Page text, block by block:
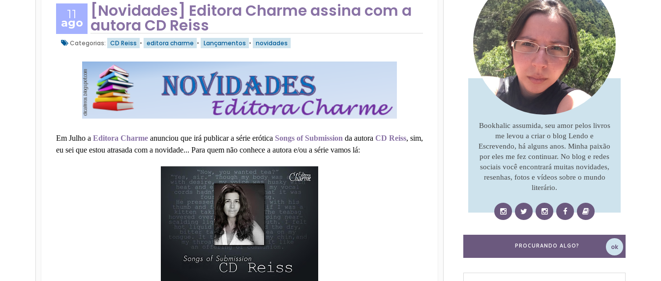
11
ago
[Novidades] Editora Charme assina com a
autora CD Reiss
Categorias: CD Reiss • editora charme • Lançamentos • novidades
Em Julho a Editora Charme anunciou que irá publicar a série erótica Songs of Submission da autora CD Reiss, sim,
eu sei que estou atrasada com a novidade... Para quem não conhece a autora e/ou a série vamos lá:
Bookhalic assumida, seu amor pelos livros
me levou a criar o blog Lendo e
Escrevendo, há alguns anos. Minha paixão
por eles me fez continuar. No blog e redes
sociais você encontrará muitas novidades,
resenhas, fotos e vídeos sobre o mundo
literário.